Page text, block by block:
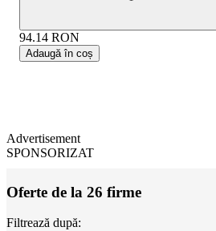
94.14 RON
Adaugă în coș
Advertisement
SPONSORIZAT
Oferte de la 26 firme
Filtrează după: